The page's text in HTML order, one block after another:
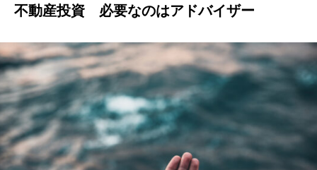
不動産投資 必要なのはアドバイザー